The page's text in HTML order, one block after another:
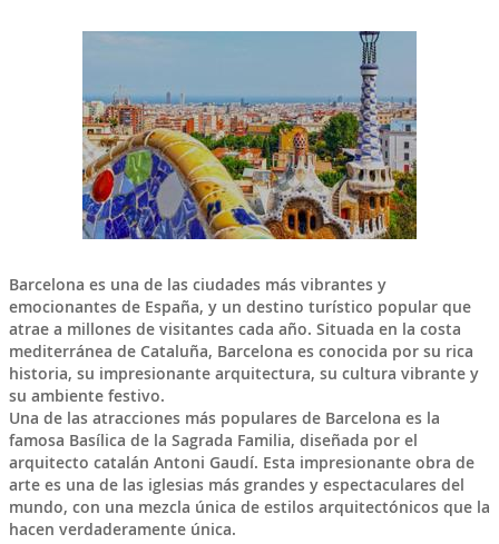
Barcelona es una de las ciudades más vibrantes y
emocionantes de España, y un destino turístico popular que
atrae a millones de visitantes cada año. Situada en la costa
mediterránea de Cataluña, Barcelona es conocida por su rica
historia, su impresionante arquitectura, su cultura vibrante y
su ambiente festivo.
Una de las atracciones más populares de Barcelona es la
famosa Basílica de la Sagrada Familia, diseñada por el
arquitecto catalán Antoni Gaudí. Esta impresionante obra de
arte es una de las iglesias más grandes y espectaculares del
mundo, con una mezcla única de estilos arquitectónicos que la
hacen verdaderamente única.